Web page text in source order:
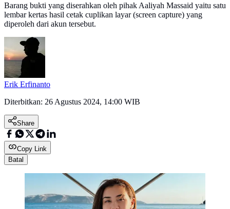
Barang bukti yang diserahkan oleh pihak Aaliyah Massaid yaitu satu
lembar kertas hasil cetak cuplikan layar (screen capture) yang
diperoleh dari akun tersebut.
Erik Erfinanto
Diterbitkan: 26 Agustus 2024, 14:00 WIB
Share
Copy Link
Batal